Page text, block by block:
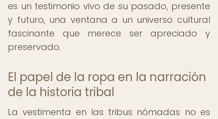
es un testimonio vivo de su pasado, presente
y futuro, una ventana a un universo cultural
fascinante que merece ser apreciado y
preservado.
El papel de la ropa en la narración
de la historia tribal
La vestimenta en las tribus nómadas no es